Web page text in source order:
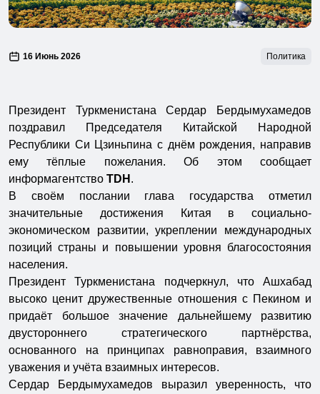
16 Июнь 2026 Политика
Президент Туркменистана Сердар Бердымухамедов
поздравил Председателя Китайской Народной
Республики Си Цзиньпина с днём рождения, направив
ему тёплые пожелания. Об этом сообщает
информагентство TDH .
В своём послании глава государства отметил
значительные достижения Китая в социально-
экономическом развитии, укреплении международных
позиций страны и повышении уровня благосостояния
населения.
Президент Туркменистана подчеркнул, что Ашхабад
высоко ценит дружественные отношения с Пекином и
придаёт большое значение дальнейшему развитию
двустороннего стратегического партнёрства,
основанного на принципах равноправия, взаимного
уважения и учёта взаимных интересов.
Сердар Бердымухамедов выразил уверенность, что